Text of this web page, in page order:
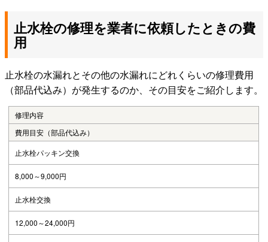
止水栓の修理を業者に依頼したときの費
用
止水栓の水漏れとその他の水漏れにどれくらいの修理費用
（部品代込み）が発生するのか、その目安をご紹介します。
修理内容
費用目安（部品代込み）
止水栓パッキン交換
8,000～9,000円
止水栓交換
12,000～24,000円